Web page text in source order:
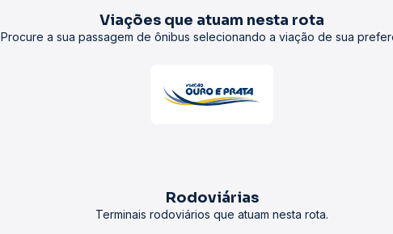
Viações que atuam nesta rota
Procure a sua passagem de ônibus selecionando a viação de sua
Rodoviárias
Terminais rodoviários que atuam nesta rota.